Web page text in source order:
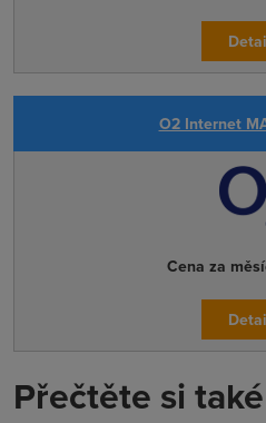
O2 Internet
Cena za
Přečtěte si také